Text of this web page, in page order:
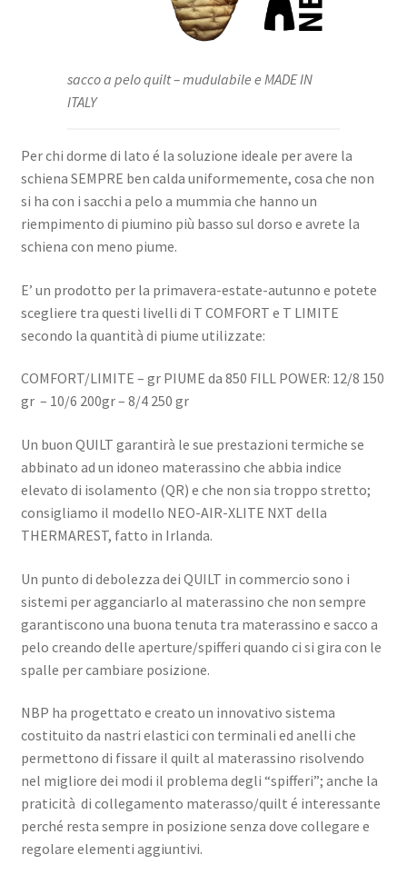
sacco a pelo quilt – mudulabile e MADE IN
ITALY
Per chi dorme di lato é la soluzione ideale per avere la
schiena SEMPRE ben calda uniformemente, cosa che non
si ha con i sacchi a pelo a mummia che hanno un
riempimento di piumino più basso sul dorso e avrete la
schiena con meno piume.
E’ un prodotto per la primavera-estate-autunno e potete
scegliere tra questi livelli di T COMFORT e T LIMITE
secondo la quantità di piume utilizzate:
COMFORT/LIMITE – gr PIUME da 850 FILL POWER: 12/8 150
gr – 10/6 200gr – 8/4 250 gr
Un buon QUILT garantirà le sue prestazioni termiche se
abbinato ad un idoneo materassino che abbia indice
elevato di isolamento (QR) e che non sia troppo stretto;
consigliamo il modello NEO-AIR-XLITE NXT della
THERMAREST, fatto in Irlanda.
Un punto di debolezza dei QUILT in commercio sono i
sistemi per agganciarlo al materassino che non sempre
garantiscono una buona tenuta tra materassino e sacco a
pelo creando delle aperture/spifferi quando ci si gira con le
spalle per cambiare posizione.
NBP ha progettato e creato un innovativo sistema
costituito da nastri elastici con terminali ed anelli che
permettono di fissare il quilt al materassino risolvendo
nel migliore dei modi il problema degli “spifferi”; anche la
praticità di collegamento materasso/quilt é interessante
perché resta sempre in posizione senza dove collegare e
regolare elementi aggiuntivi.